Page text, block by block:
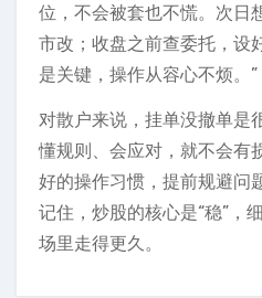
位，不会被套也不慌。次日
市改；收盘之前查委托，设
是关键，操作从容心不烦。”
对散户来说，挂单没撤单是
懂规则、会应对，就不会有
好的操作习惯，提前规避问
记住，炒股的核心是“稳”，
场里走得更久。